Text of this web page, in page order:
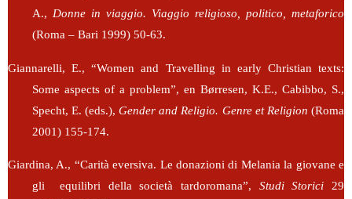
A., Donne in viaggio. Viaggio religioso, politico, metaforico
(Roma – Bari 1999) 50-63.
Giannarelli, E., “Women and Travelling in early Christian texts:
Some aspects of a problem”, en Børresen, K.E., Cabibbo, S.,
Specht, E. (eds.),Gender and Religio. Genre et Religion (Roma
2001) 155-174.
Giardina, A., “Carità eversiva. Le donazioni di Melania la giovane e
gli equilibri della società tardoromana”, Studi Storici 29